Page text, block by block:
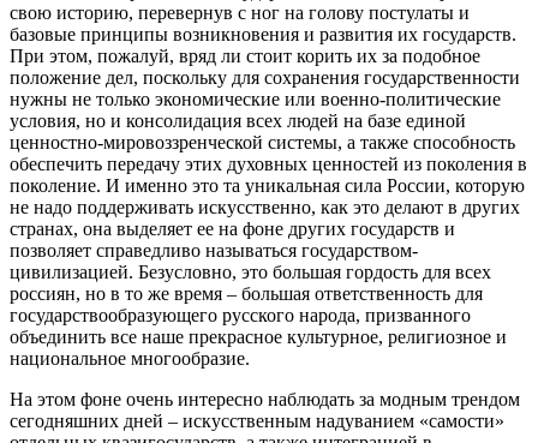
свою историю, перевернув с ног на голову постулаты и
базовые принципы возникновения и развития их государств.
При этом, пожалуй, вряд ли стоит корить их за подобное
положение дел, поскольку для сохранения государственности
нужны не только экономические или военно-политические
условия, но и консолидация всех людей на базе единой
ценностно-мировоззренческой системы, а также способность
обеспечить передачу этих духовных ценностей из поколения в
поколение. И именно это та уникальная сила России, которую
не надо поддерживать искусственно, как это делают в других
странах, она выделяет ее на фоне других государств и
позволяет справедливо называться государством-
цивилизацией. Безусловно, это большая гордость для всех
россиян, но в то же время – большая ответственность для
государствообразующего русского народа, призванного
объединить все наше прекрасное культурное, религиозное и
национальное многообразие.
На этом фоне очень интересно наблюдать за модным трендом
сегодняшних дней – искусственным надуванием «самости»